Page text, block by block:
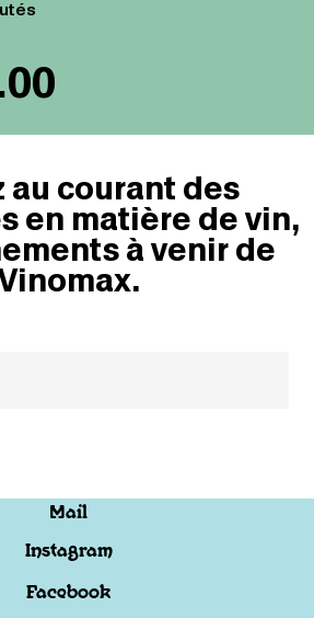
au courant des
en matière de vin,
à venir de
Vinomax.
Mail
Instagram
Facebook